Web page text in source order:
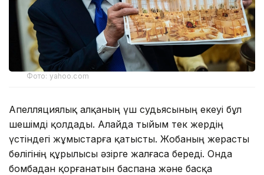
Фото: yahoo.com
Апелляциялық алқаның үш судьясының екеуі бұл
шешімді қолдады. Алайда тыйым тек жердің
үстіндегі жұмыстарға қатысты. Жобаның жерасты
бөлігінің құрылысы әзірге жалғаса береді. Онда
бомбадан қорғанатын баспана және басқа